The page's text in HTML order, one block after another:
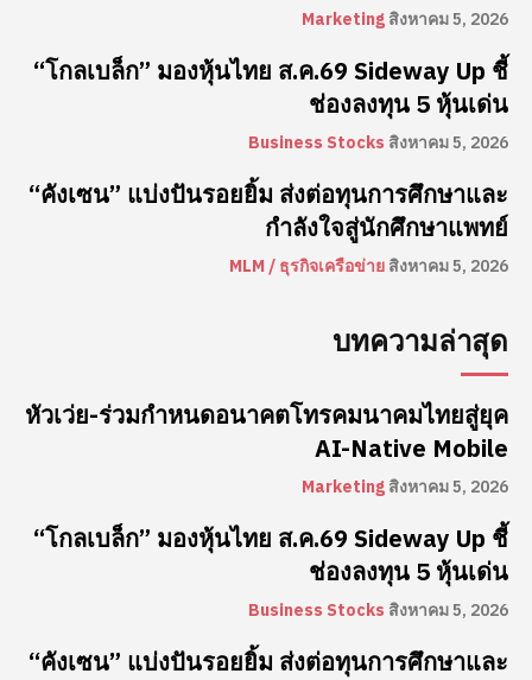
Marketingสิงหาคม 5, 2026
“โกลเบล็ก” มองหุ้นไทย ส.ค.69 Sideway Up ชี้
ช่องลงทุน 5 หุ้นเด่น
Business Stocks สิงหาคม 5, 2026
“คังเซน” แบ่งปันรอยยิ้ม ส่งต่อทุนการศึกษาและ
กำลังใจสู่นักศึกษาแพทย์
MLM / ธุรกิจเครือข่ายสิงหาคม 5, 2026
บทความล่าสุด
หัวเว่ย-ร่วมกำหนดอนาคตโทรคมนาคมไทยสู่ยุค
AI-Native Mobile
Marketingสิงหาคม 5, 2026
“โกลเบล็ก” มองหุ้นไทย ส.ค.69 Sideway Up ชี้
ช่องลงทุน 5 หุ้นเด่น
Business Stocks สิงหาคม 5, 2026
“คังเซน” แบ่งปันรอยยิ้ม ส่งต่อทุนการศึกษาและ